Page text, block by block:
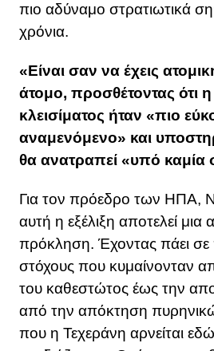
πιο αδύναμο στρατιωτικά
χρόνια.
«Είναι σαν να έχεις
άτομο, προσθέτοντας ότι
κλεισίματος ήταν «πιο
αναμενόμενο» και
θα ανατραπεί «υπό καμία
Για τον πρόεδρο των ΗΠΑ,
αυτή η εξέλιξη αποτελεί
πρόκληση. Έχοντας πάει σε
στόχους που κυμαίνονταν
του καθεστώτος έως την
από την απόκτηση
που η Τεχεράνη αρνείται εδώ